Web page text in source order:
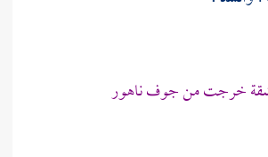
خرجت من جوف ناهور